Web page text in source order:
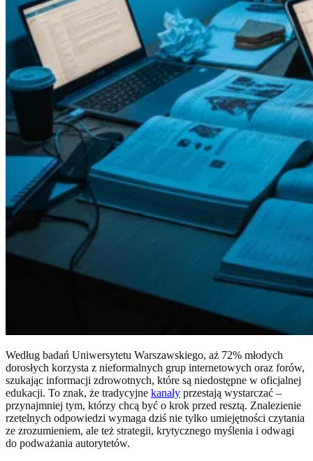
Według badań Uniwersytetu Warszawskiego, aż 72% młodych
dorosłych korzysta z nieformalnych grup internetowych oraz forów,
szukając informacji zdrowotnych, które są niedostępne w oficjalnej
edukacji. To znak, że tradycyjne kanały przestają wystarczać –
przynajmniej tym, którzy chcą być o krok przed resztą. Znalezienie
rzetelnych odpowiedzi wymaga dziś nie tylko umiejętności czytania
ze zrozumieniem, ale też strategii, krytycznego myślenia i odwagi
do podważania autorytetów.